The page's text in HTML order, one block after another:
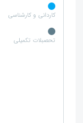
کاردانی و کارشناسی
تحصبلات تکمیلی